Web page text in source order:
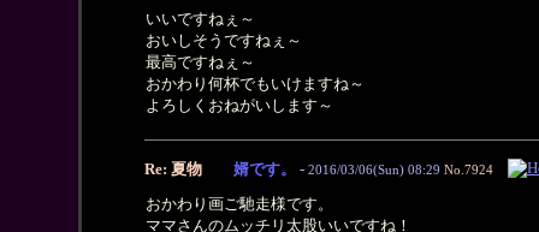
いいですねぇ～
おいしそうですねぇ～
最高ですねぇ～
おかわり何杯でもいけますね～
よろしくおねがいします～
Re: 夏物 婿です。 - 2016/03/06(Sun) 08:29 No.7924
おかわり画ご馳走様です。
ママさんのムッチリ太股いいですね！